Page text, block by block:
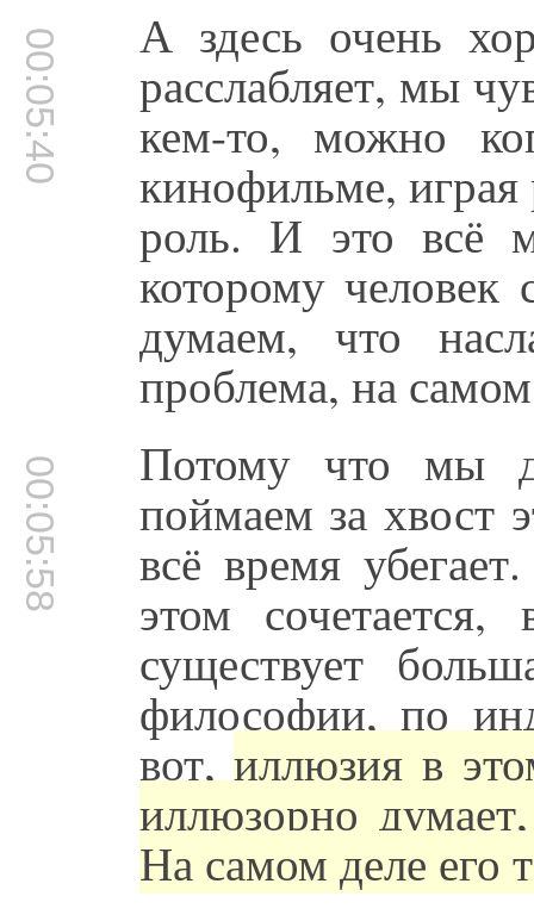
00:05:40 А здесь очень
расслабляет, мы
кем-то, можно
кинофильме,
роль. И это всё
которому
думаем, что
проблема, на
00:05:58 Потому что мы
поймаем за хвост
всё время
этом
существует
философии, по
вот,иллюзия в
иллюзорно
На самом деле его